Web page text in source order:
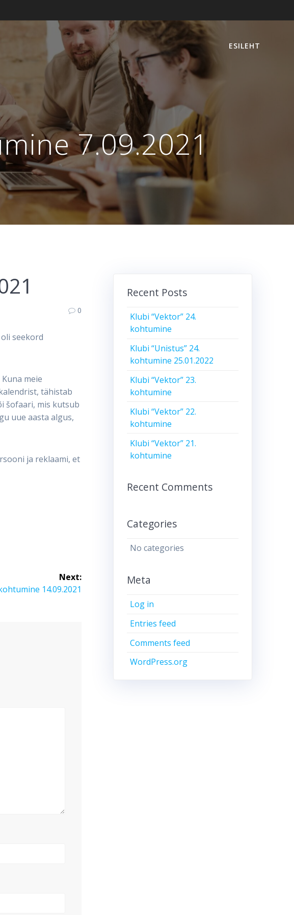
ESILEHT
7.09.2021
0
seekord
meie
tähistab
šofaari, mis kutsub
uue aasta algus,
ja reklaami, et
Next:
14.09.2021
Recent Posts
Klubi “Vektor” 24.
kohtumine
Klubi “Unistus” 24.
kohtumine 25.01.2022
Klubi “Vektor” 23.
kohtumine
Klubi “Vektor” 22.
kohtumine
Klubi “Vektor” 21.
kohtumine
Recent Comments
Categories
No categories
Meta
Log in
Entries feed
Comments feed
WordPress.org